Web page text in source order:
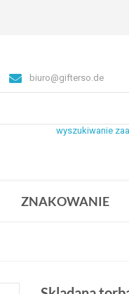
biuro@gifterso.de
wyszukiwanie
ZNAKOWANIE